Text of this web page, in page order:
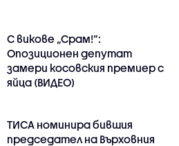
С викове „Срам!“:
Опозиционен депутат
замери косовския премиер с
яйца (ВИДЕО)
ТИСА номинира бившия
председател на Върховния